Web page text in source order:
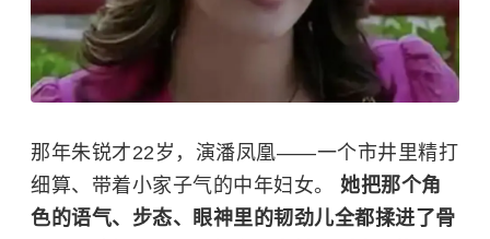
那年朱锐才22岁，演潘凤凰——一个市井里精打
细算、带着小家子气的中年妇女。 她把那个角
色的语气、步态、眼神里的韧劲儿全都揉进了骨